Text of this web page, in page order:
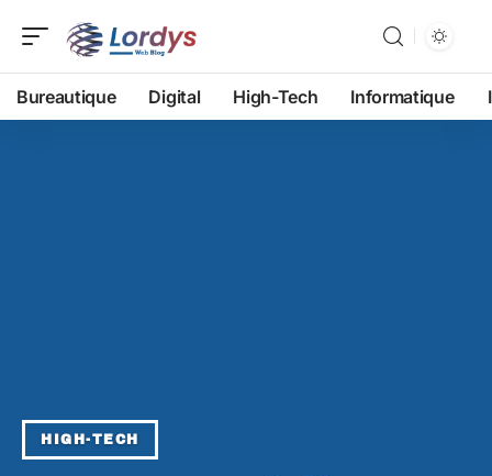
Bureautique Digital High-Tech Informatique
HIGH-TECH